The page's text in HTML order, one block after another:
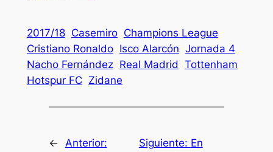
2017/18 Casemiro Champions League
Cristiano Ronaldo Isco Alarcón Jornada 4
Nacho Fernández Real Madrid Tottenham
Hotspur FC Zidane
← Anterior:
Siguiente: En